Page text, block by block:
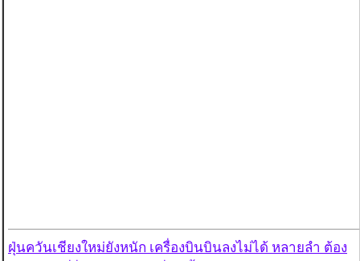
ฝุ่นควันเชียงใหม่ยังหนัก เครื่องบินบินลงไม่ได้ หลายลำ ต้อง